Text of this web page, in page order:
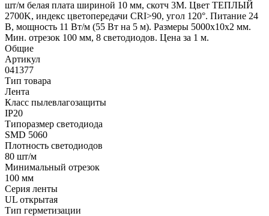
шт/м белая плата шириной 10 мм, скотч 3M. Цвет ТЕПЛЫЙ
2700K, индекс цветопередачи CRI>90, угол 120°. Питание 24
В, мощность 11 Вт/м (55 Вт на 5 м). Размеры 5000x10x2 мм.
Мин. отрезок 100 мм, 8 светодиодов. Цена за 1 м.
Общие
Артикул
041377
Тип товара
Лента
Класс пылевлагозащиты
IP20
Типоразмер светодиода
SMD 5060
Плотность светодиодов
80 шт/м
Минимальный отрезок
100 мм
Серия ленты
UL открытая
Тип герметизации